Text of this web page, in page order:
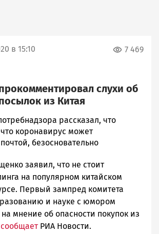
в 15:10
7 469
слухи об
из Китая
рассказал, что
коронавирус может
безосновательно
заявил, что не стоит
на популярном китайском
Первый зампред комитета
и науке с юмором
мнение об опасности покупок из
сообщаетРИА Новости.